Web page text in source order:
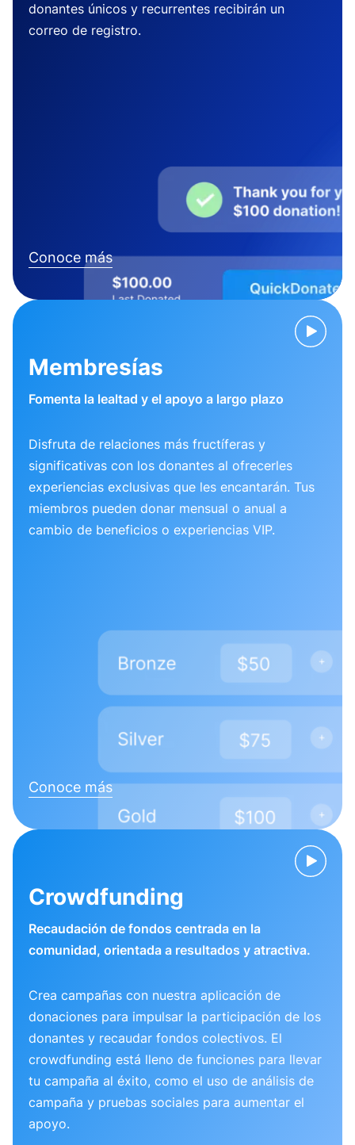
donantes únicos y recurrentes recibirán un
correo de registro.
Conoce más
Membresías
Fomenta la lealtad y el apoyo a largo plazo
Disfruta de relaciones más fructíferas y
significativas con los donantes al ofrecerles
experiencias exclusivas que les encantarán. Tus
miembros pueden donar mensual o anual a
cambio de beneficios o experiencias VIP.
Conoce más
Crowdfunding
Recaudación de fondos centrada en la
comunidad, orientada a resultados y atractiva.
Crea campañas con nuestra aplicación de
donaciones para impulsar la participación de los
donantes y recaudar fondos colectivos. El
crowdfunding está lleno de funciones para llevar
tu campaña al éxito, como el uso de análisis de
campaña y pruebas sociales para aumentar el
apoyo.